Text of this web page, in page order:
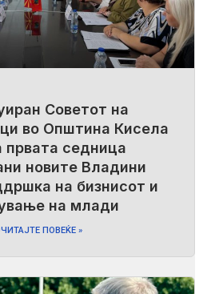
Советот на
во Општина Кисела
првата седница
новите Владини
на бизнисот и
на млади
ПОВЕЌЕ »